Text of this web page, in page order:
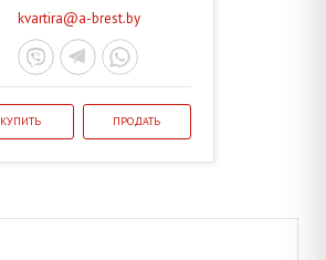
kvartira@a-brest.by
КУПИТЬ ПРОДАТЬ